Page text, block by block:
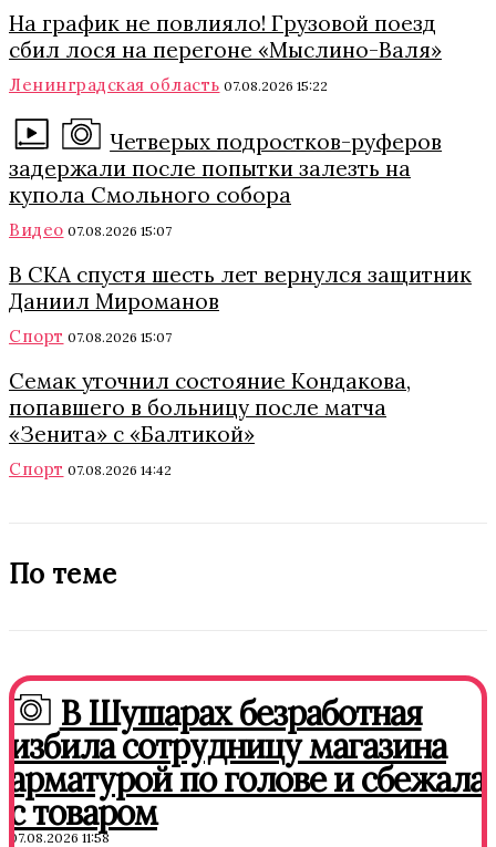
На график не повлияло! Грузовой поезд
сбил лося на перегоне «Мыслино-Валя»
Ленинградская область 07.08.2026 15:22
Четверых подростков-руферов
задержали после попытки залезть на
купола Смольного собора
Видео 07.08.2026 15:07
В СКА спустя шесть лет вернулся защитник
Даниил Мироманов
Спорт 07.08.2026 15:07
Семак уточнил состояние Кондакова,
попавшего в больницу после матча
«Зенита» с «Балтикой»
Спорт 07.08.2026 14:42
По теме
В Шушарах безработная
избила сотрудницу магазина
арматурой по голове и сбежала
с товаром
07.08.2026 11:58